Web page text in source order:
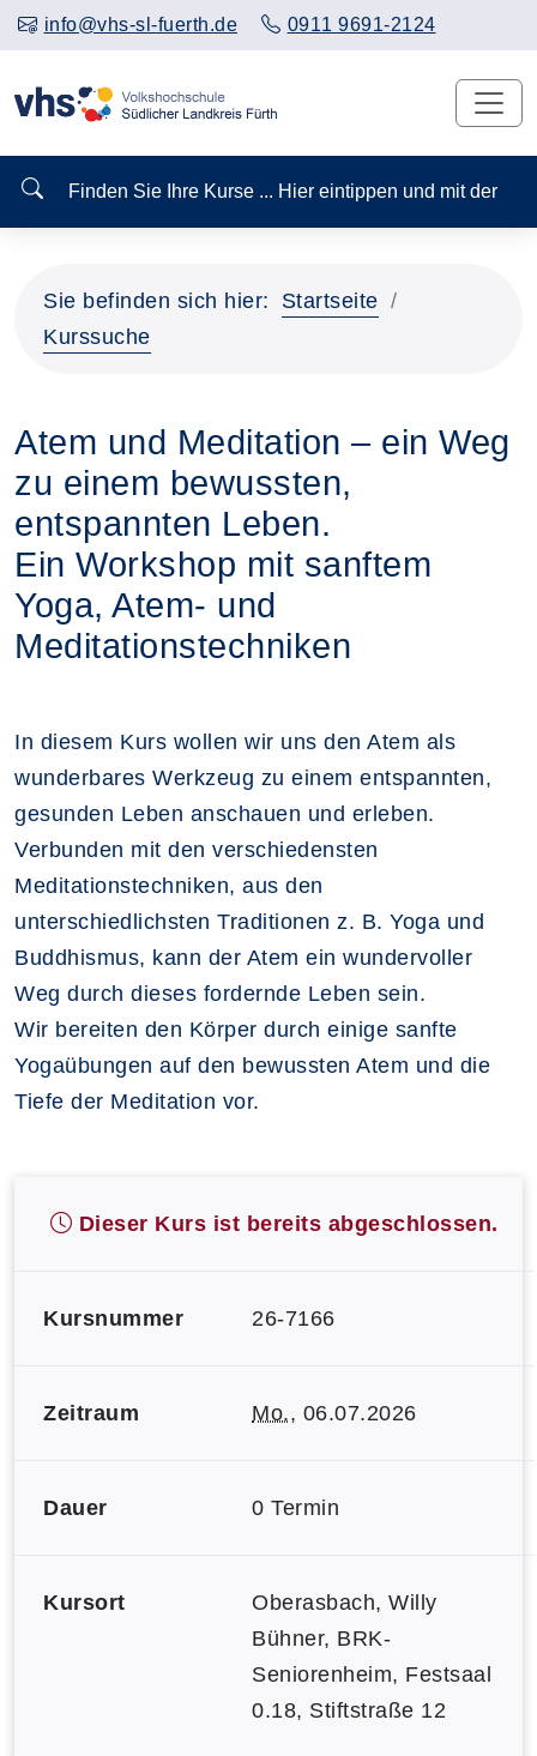
info@vhs-sl-fuerth.de 0911 9691-2124
Finden Sie Ihre Kurse ... Hier eintippen und mit
Sie befinden sich hier:
Startseite
Kurssuche
Atem und Meditation – ein Weg
zu einem bewussten,
entspannten Leben.
Ein Workshop mit sanftem
Yoga, Atem- und
Meditationstechniken
In diesem Kurs wollen wir uns den Atem als
wunderbares Werkzeug zu einem entspannten,
gesunden Leben anschauen und erleben.
Verbunden mit den verschiedensten
Meditationstechniken, aus den
unterschiedlichsten Traditionen z. B. Yoga und
Buddhismus, kann der Atem ein wundervoller
Weg durch dieses fordernde Leben sein.
Wir bereiten den Körper durch einige sanfte
Yogaübungen auf den bewussten Atem und die
Tiefe der Meditation vor.
Dieser Kurs ist bereits abgeschlossen.
Kursnummer 26-7166
Zeitraum Mo., 06.07.2026
Dauer 0 Termin
Kursort
Oberasbach, Willy
Bühner, BRK-
Seniorenheim, Festsaal
0.18, Stiftstraße 12